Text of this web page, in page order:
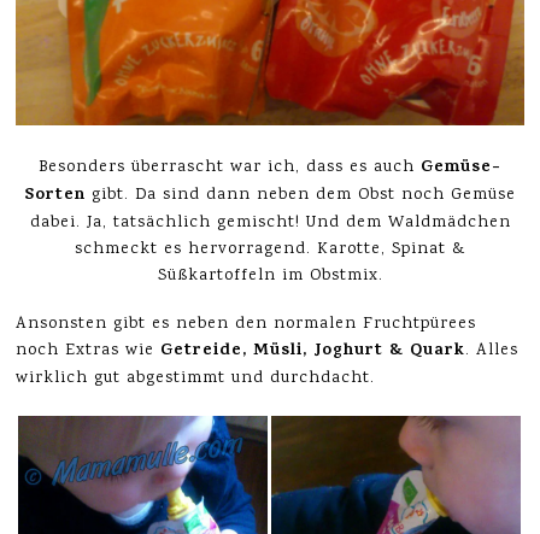
Besonders überrascht war ich, dass es auch Gemüse-
Sorten gibt. Da sind dann neben dem Obst noch Gemüse
dabei. Ja, tatsächlich gemischt! Und dem Waldmädchen
schmeckt es hervorragend. Karotte, Spinat &
Süßkartoffeln im Obstmix.
Ansonsten gibt es neben den normalen Fruchtpürees
noch Extras wie Getreide, Müsli, Joghurt & Quark. Alles
wirklich gut abgestimmt und durchdacht.